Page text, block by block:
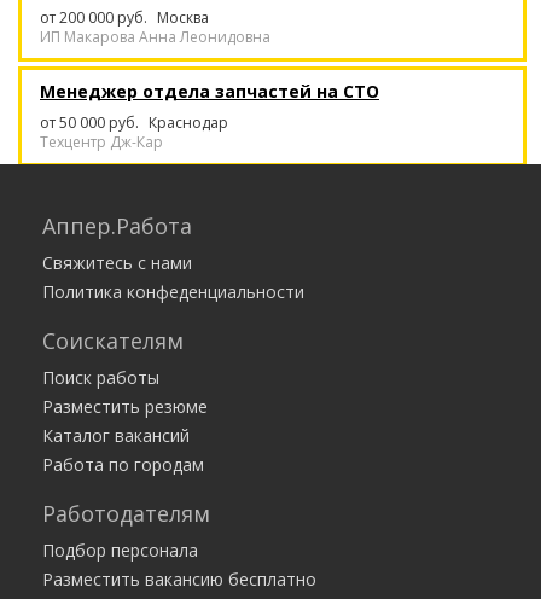
от 200 000 руб. Москва
ИП Макарова Анна Леонидовна
Менеджер отдела запчастей на СТО
от 50 000 руб. Краснодар
Техцентр Дж-Кар
Москва
Клининг-сервис CleanON
Диспетчер в офис - высокооплачиваемая
от 200 000 руб. Москва
ИП Макарова Анна Леонидовна
Аппер.Работа
Свяжитесь с нами
Политика конфеденциальности
Соискателям
Поиск работы
Разместить резюме
Каталог вакансий
Работа по городам
Работодателям
Подбор персонала
Разместить вакансию бесплатно